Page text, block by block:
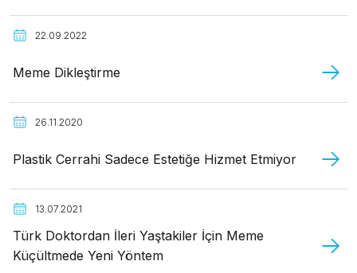
22.09.2022
Meme Dikleştirme
26.11.2020
Plastik Cerrahi Sadece Estetiğe Hizmet Etmiyor
13.07.2021
Türk Doktordan İleri Yaştakiler İçin Meme
Küçültmede Yeni Yöntem